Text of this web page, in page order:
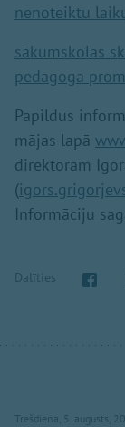
nenoteiktu
sākumskolas
pedagoga
Papildus
mājas lapā
direktoram
(
Informāciju
Dalīties
Trešdiena, 5. augusts,